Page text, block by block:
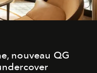
nouveau QG